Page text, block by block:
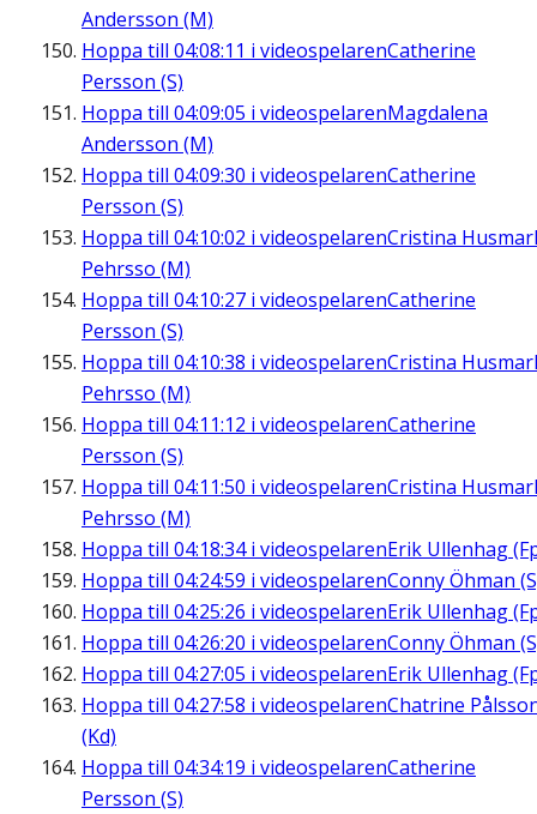
Andersson (M)
Hoppa till 04:08:11 i videospelarenCatherine
Persson (S)
Hoppa till 04:09:05 i videospelarenMagdalena
Andersson (M)
Hoppa till 04:09:30 i videospelarenCatherine
Persson (S)
Hoppa till 04:10:02 i videospelarenCristina
Pehrsso (M)
Hoppa till 04:10:27 i videospelarenCatherine
Persson (S)
Hoppa till 04:10:38 i videospelarenCristina
Pehrsso (M)
Hoppa till 04:11:12 i videospelarenCatherine
Persson (S)
Hoppa till 04:11:50 i videospelarenCristina
Pehrsso (M)
Hoppa till 04:18:34i videospelarenErik Ullenhag
Hoppa till 04:24:59 i videospelarenConny Öhman
Hoppa till 04:25:26 i videospelarenErik Ullenhag
Hoppa till 04:26:20 i videospelarenConny Öhman
Hoppa till 04:27:05 i videospelarenErik Ullenhag
Hoppa till 04:27:58 i videospelarenChatrine
(Kd)
Hoppa till 04:34:19 i videospelarenCatherine
Persson (S)